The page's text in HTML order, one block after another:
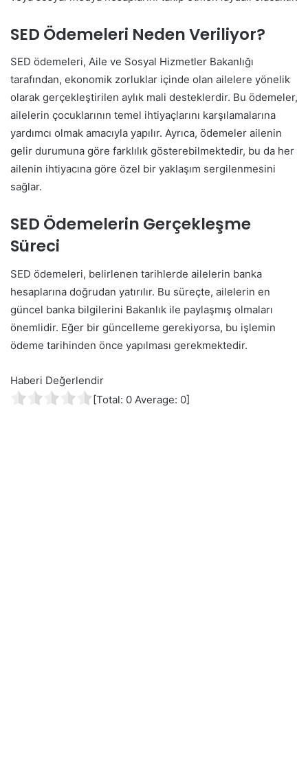
SED Ödemeleri Neden Veriliyor?
SED ödemeleri, Aile ve Sosyal Hizmetler Bakanlığı
tarafından, ekonomik zorluklar içinde olan ailelere yönelik
olarak gerçekleştirilen aylık mali desteklerdir. Bu ödemeler,
ailelerin çocuklarının temel ihtiyaçlarını karşılamalarına
yardımcı olmak amacıyla yapılır. Ayrıca, ödemeler ailenin
gelir durumuna göre farklılık gösterebilmektedir, bu da her
ailenin ihtiyacına göre özel bir yaklaşım sergilenmesini
sağlar.
SED Ödemelerin Gerçekleşme
Süreci
SED ödemeleri, belirlenen tarihlerde ailelerin banka
hesaplarına doğrudan yatırılır. Bu süreçte, ailelerin en
güncel banka bilgilerini Bakanlık ile paylaşmış olmaları
önemlidir. Eğer bir güncelleme gerekiyorsa, bu işlemin
ödeme tarihinden önce yapılması gerekmektedir.
Haberi Değerlendir
[Total: 0 Average: 0]